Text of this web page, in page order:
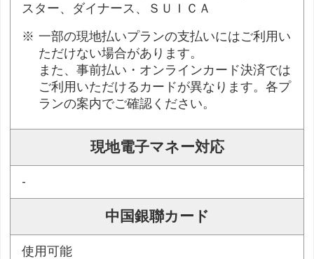
スター、ダイナース、ＳＵＩＣＡ
一部の現地払いプランの支払いにはご利用い
ただけない場合があります。
また、事前払い・オンラインカード決済では
ご利用いただけるカードが異なります。各プ
ランの案内でご確認ください。
現地電子マネー対応
-
中国銀聯カード
使用可能